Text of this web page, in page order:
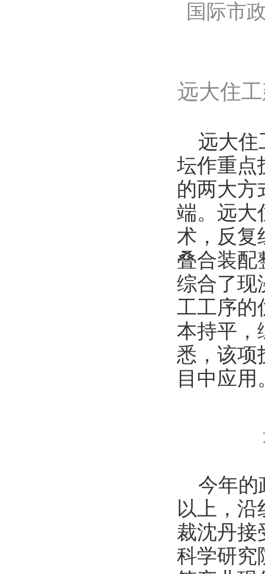
国际市
远大住
远大住
坛作重点
的两大方
端。远大
术，反复
叠合装配
综合了现
工工序的
本持平，
悉，该项
目中应用
今年的
以上，
裁沈丹接
科学研究